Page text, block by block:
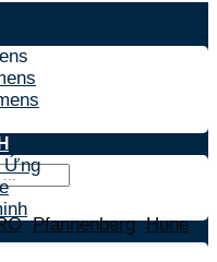
,Pfannenberg,Hune,
Ứng